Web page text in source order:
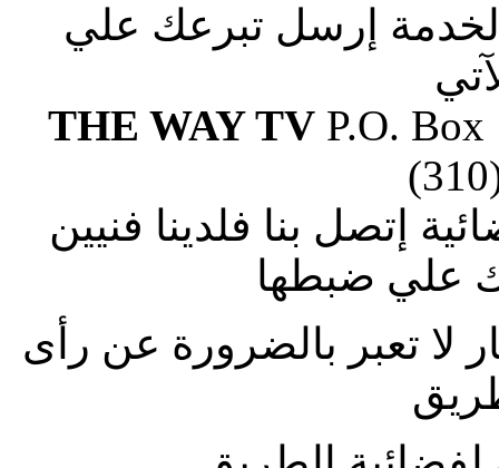
إرسل تبرعك علي
THE WAY TVP.O. Box
إتصل بنا فلدينا فنيين
علي ضبطها
لا تعبر بالضرورة عن رأى